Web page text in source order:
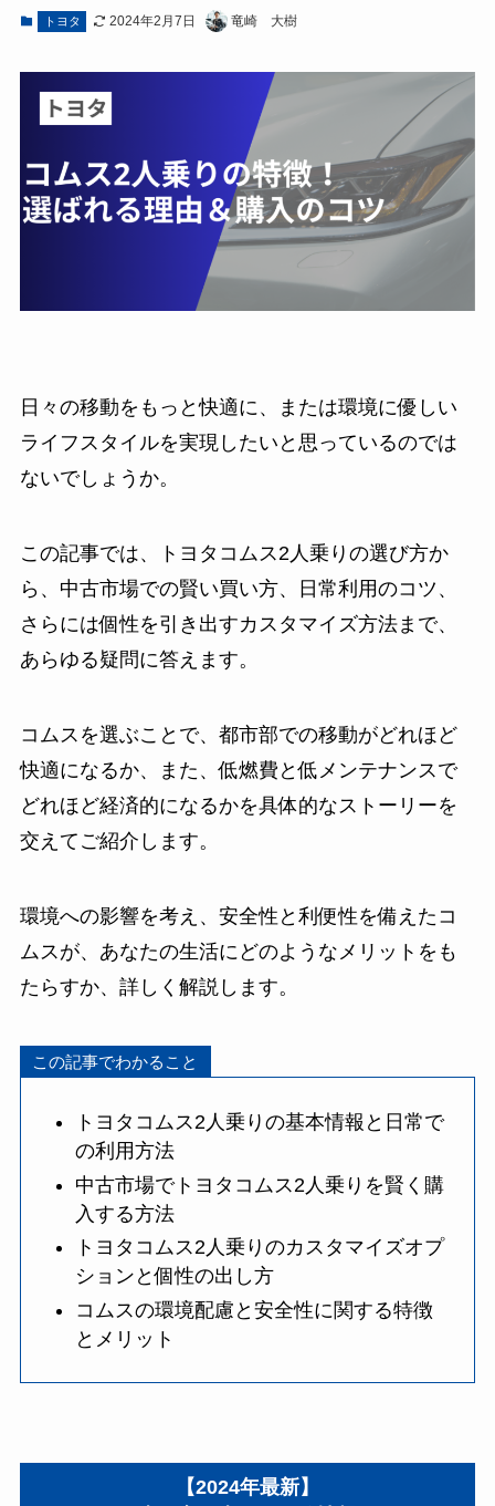
トヨタ 2024年2月7日 竜崎 大樹
日々の移動をもっと快適に、または環境に優しい
ライフスタイルを実現したいと思っているのでは
ないでしょうか。
この記事では、トヨタコムス2人乗りの選び方か
ら、中古市場での賢い買い方、日常利用のコツ、
さらには個性を引き出すカスタマイズ方法まで、
あらゆる疑問に答えます。
コムスを選ぶことで、都市部での移動がどれほど
快適になるか、また、低燃費と低メンテナンスで
どれほど経済的になるかを具体的なストーリーを
交えてご紹介します。
環境への影響を考え、安全性と利便性を備えたコ
ムスが、あなたの生活にどのようなメリットをも
たらすか、詳しく解説します。
この記事でわかること
トヨタコムス2人乗りの基本情報と日常で
の利用方法
中古市場でトヨタコムス2人乗りを賢く購
入する方法
トヨタコムス2人乗りのカスタマイズオプ
ションと個性の出し方
コムスの環境配慮と安全性に関する特徴
とメリット
【2024年最新】